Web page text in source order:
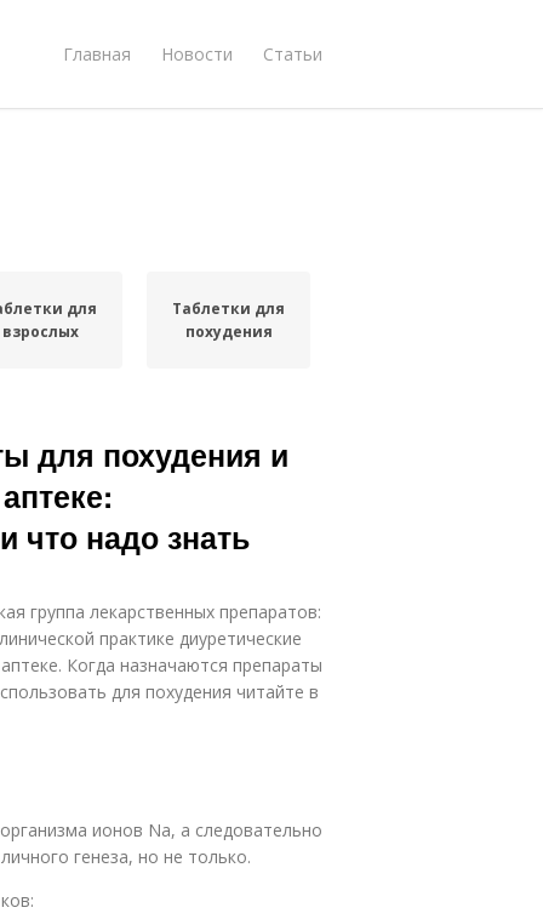
Главная Новости Статьи
для
взрослых
Таблетки для
похудения
для похудения и
что надо знать
группа лекарственных препаратов:
практике диуретические
Когда назначаются препараты
для похудения читайте в
ионов Na, а следовательно
генеза, но не только.